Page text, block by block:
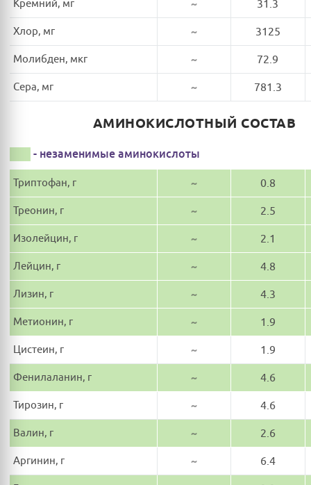
Кремний, мг ~ 31.3
Хлор, мг ~ 3125
Молибден, мкг ~ 72.9
Сера, мг ~ 781.3
АМИНОКИСЛОТНЫЙ СОСТАВ
- незаменимые аминокислоты
Триптофан, г ~ 0.8
Треонин, г ~ 2.5
Изолейцин, г ~ 2.1
Лейцин, г ~ 4.8
Лизин, г ~ 4.3
Метионин, г ~ 1.9
Цистеин, г ~ 1.9
Фенилаланин, г ~ 4.6
Тирозин, г ~ 4.6
Валин, г ~ 2.6
Аргинин, г ~ 6.4